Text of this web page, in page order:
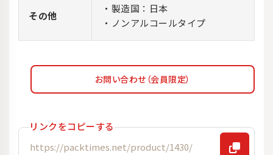
その他
・製造国：日本
・ノンアルコールタイプ
お問い合わせ（会員限定）
リンクをコピーする